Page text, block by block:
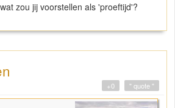
zou jij voorstellen als 'proeftijd'?
" quote "
+0